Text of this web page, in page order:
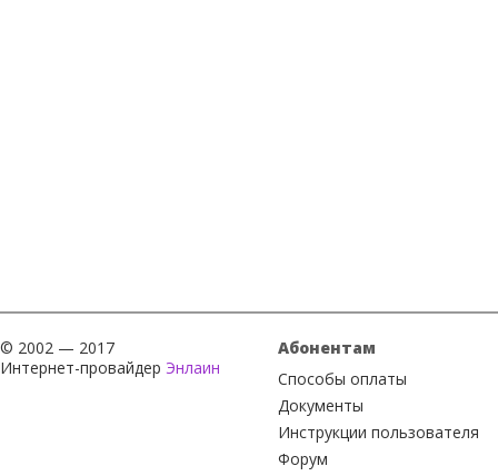
© 2002 — 2017
Интернет-провайдер Энлаин
Абонентам
Способы оплаты
Документы
Инструкции пользователя
Форум